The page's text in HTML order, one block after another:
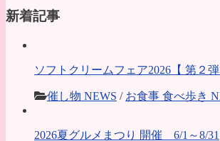
新着記事
ソフトクリームフェア2026【 第２弾
催し物 NEWS / お食事 食べ歩き
2026夏グルメまつり 開催 6/1～8/31